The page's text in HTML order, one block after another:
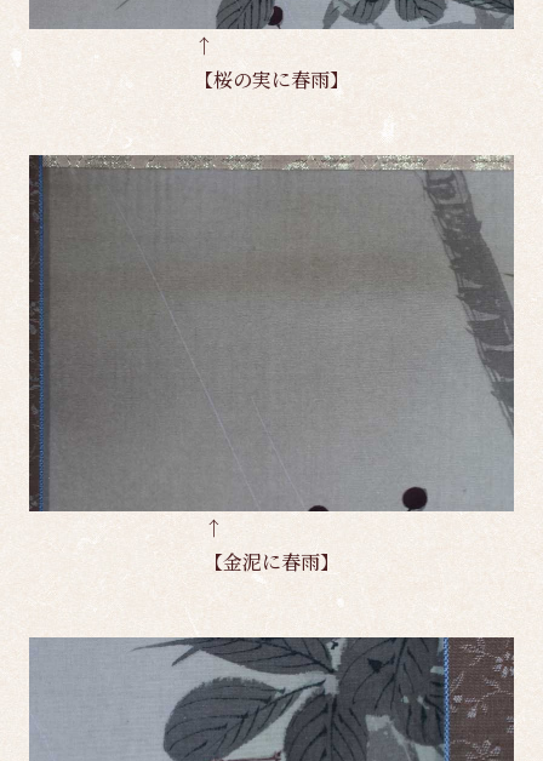
↑
【桜の実に春雨】
↑
【金泥に春雨】